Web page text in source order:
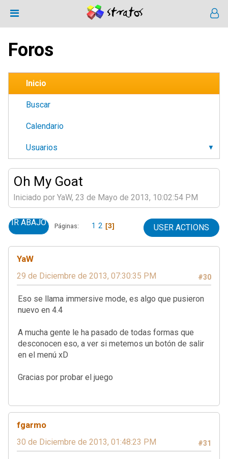
Foros
Inicio
Buscar
Calendario
Usuarios
Oh My Goat
Iniciado por YaW, 23 de Mayo de 2013, 10:02:54 PM
IR ABAJO Páginas 1 2 3 USER ACTIONS
YaW
#30
29 de Diciembre de 2013, 07:30:35 PM
Eso se llama immersive mode, es algo que pusieron
nuevo en 4.4
A mucha gente le ha pasado de todas formas que
desconocen eso, a ver si metemos un botón de salir
en el menú xD
Gracias por probar el juego
fgarmo
#31
30 de Diciembre de 2013, 01:48:23 PM